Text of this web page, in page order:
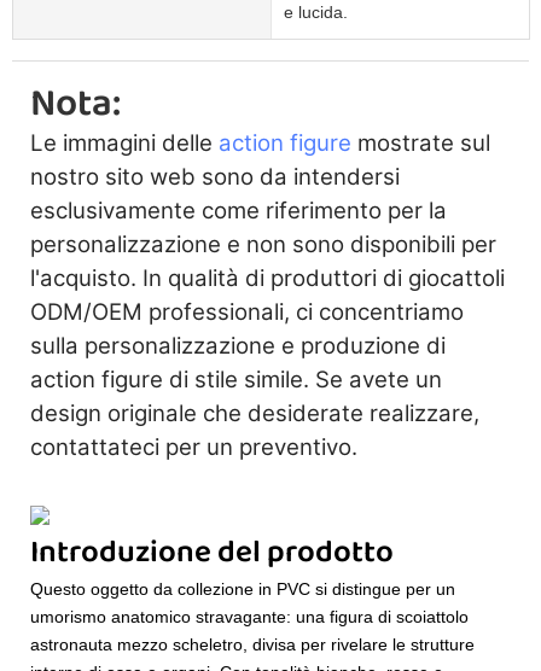
e lucida.
Nota:
Le immagini delle action figure mostrate sul
nostro sito web sono da intendersi
esclusivamente come riferimento per la
personalizzazione e non sono disponibili per
l'acquisto. In qualità di produttori di giocattoli
ODM/OEM professionali, ci concentriamo
sulla personalizzazione e produzione di
action figure di stile simile. Se avete un
design originale che desiderate realizzare,
contattateci per un preventivo.
Introduzione del prodotto
Questo oggetto da collezione in PVC si distingue per un
umorismo anatomico stravagante: una figura di scoiattolo
astronauta mezzo scheletro, divisa per rivelare le strutture